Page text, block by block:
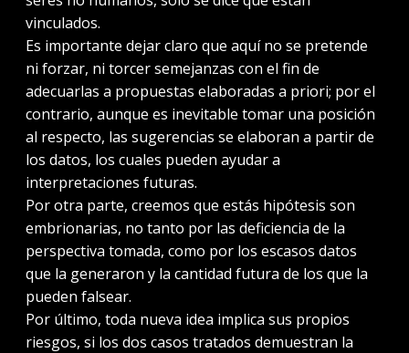
vinculados.
Es importante dejar claro que aquí no se pretende
ni forzar, ni torcer semejanzas con el fin de
adecuarlas a propuestas elaboradas a priori; por el
contrario, aunque es inevitable tomar una posición
al respecto, las sugerencias se elaboran a partir de
los datos, los cuales pueden ayudar a
interpretaciones futuras.
Por otra parte, creemos que estás hipótesis son
embrionarias, no tanto por las deficiencia de la
perspectiva tomada, como por los escasos datos
que la generaron y la cantidad futura de los que la
pueden falsear.
Por último, toda nueva idea implica sus propios
riesgos, si los dos casos tratados demuestran la